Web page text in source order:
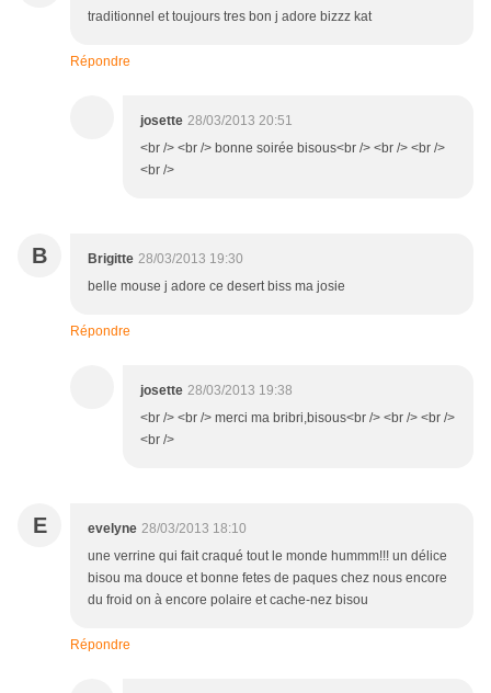
traditionnel et toujours tres bon j adore bizzz kat
Répondre
josette 28/03/2013 20:51
<br /> <br /> bonne soirée bisous<br /> <br /> <br />
<br />
B Brigitte 28/03/2013 19:30
belle mouse j adore ce desert biss ma josie
Répondre
josette 28/03/2013 19:38
<br /> <br /> merci ma bribri,bisous<br /> <br /> <br />
<br />
E evelyne 28/03/2013 18:10
une verrine qui fait craqué tout le monde hummm!!! un délice
bisou ma douce et bonne fetes de paques chez nous encore
du froid on à encore polaire et cache-nez bisou
Répondre